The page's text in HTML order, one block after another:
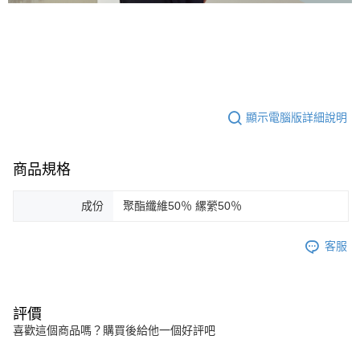
顯示電腦版詳細說明
商品規格
成份 聚酯纖維50％ 縲縈50％
客服
評價
喜歡這個商品嗎？購買後給他一個好評吧